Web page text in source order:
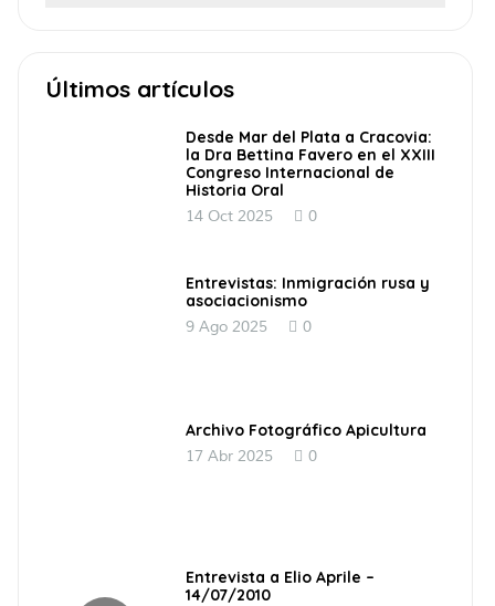
Últimos artículos
Desde Mar del Plata a Cracovia:
la Dra Bettina Favero en el XXIII
Congreso Internacional de
Historia Oral
14 Oct 2025 0
Entrevistas: Inmigración rusa y
asociacionismo
9 Ago 2025 0
Archivo Fotográfico Apicultura
17 Abr 2025 0
Entrevista a Elio Aprile –
14/07/2010